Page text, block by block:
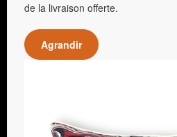
de la livraison offerte.
Agrandir